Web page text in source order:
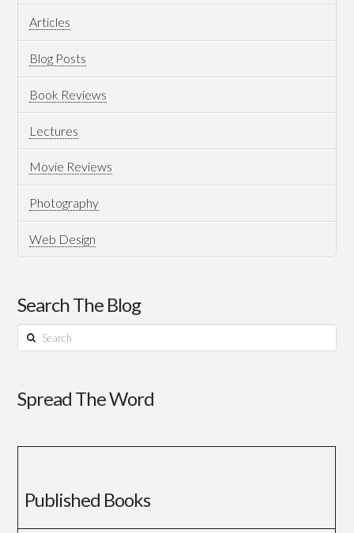
Articles
Blog Posts
Book Reviews
Lectures
Movie Reviews
Photography
Web Design
Search The Blog
Search
Spread The Word
Published Books